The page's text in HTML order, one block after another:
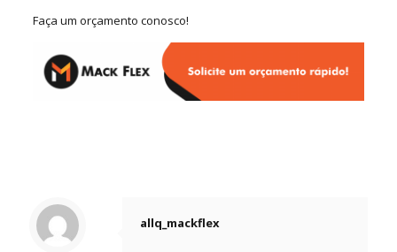
Faça um orçamento conosco!
allq_mackflex